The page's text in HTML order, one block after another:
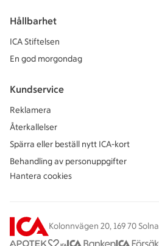
Hållbarhet
ICA Stiftelsen
En god morgondag
Kundservice
Reklamera
Återkallelser
Spärra eller beställ nytt ICA-kort
Behandling av personuppgifter
Hantera cookies
Kolonnvägen 20, 169 70 Solna